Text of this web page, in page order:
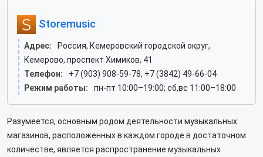
Storemusic
Адрес:
Россия, Кемеровский городской округ,
Кемерово, проспект Химиков, 41
Телефон:
+7 (903) 908-59-78, +7 (3842) 49-66-04
Режим работы:
пн-пт 10:00–19:00; сб,вс 11:00–18:00
Разумеется, основным родом деятельности музыкальных
магазинов, расположенных в каждом городе в достаточном
количестве, является распространение музыкальных